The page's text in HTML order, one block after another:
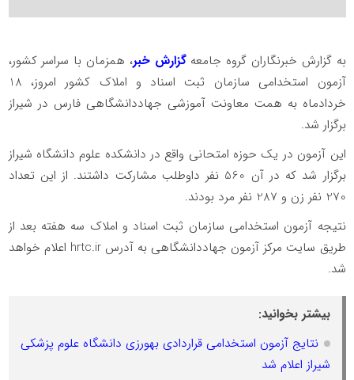
به گزارش خبرنگاران گروه جامعهگزارش خبر، همزمان با سراسر کشور،
آزمون استخدامی سازمان ثبت اسناد و املاک کشور امروز، 18
خردادماه به همت معاونت آموزشی جهاددانشگاهی فارس در شیراز
برگزار شد.
این آزمون در یک حوزه امتحانی واقع در دانشکده علوم دانشگاه شیراز
برگزار شد که در آن 560 نفر داوطلب مشارکت داشتند. از این تعداد
270 نفر زن و 287 نفر مرد بودند.
نتیجه آزمون استخدامی سازمان ثبت اسناد و املاک سه هفته بعد از
طریق سایت مرکز آزمون جهاددانشگاهی به آدرس hrtc.ir اعلام خواهد
شد.
بیشتر بخوانید:
نتایج آزمون استخدامی قراردادی بهورزی دانشگاه علوم پزشکی
شیراز اعلام شد